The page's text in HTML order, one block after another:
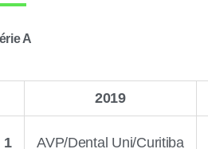
A
2019
1 AVP/Dental Uni/Curitiba